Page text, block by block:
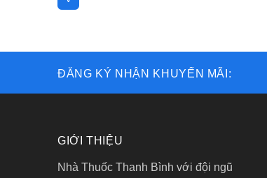
ĐĂNG KÝ NHẬN KHUYẾN MÃI:
GIỚI THIỆU
Nhà Thuốc Thanh Bình với đội ngũ